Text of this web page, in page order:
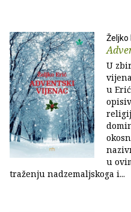
Željko
U
u
u
traženju nadzemaljskoga i...